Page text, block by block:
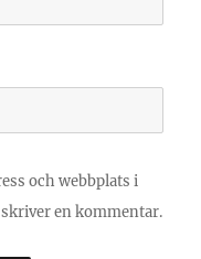
och webbplats i
en kommentar.